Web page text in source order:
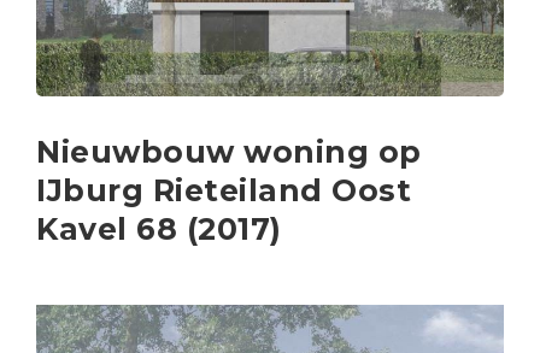
Nieuwbouw woning op
IJburg Rieteiland Oost
Kavel 68 (2017)